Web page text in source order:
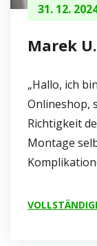
31. 12.
Marek U.
„Hallo, ich
Onlineshop,
Richtigkeit
Montage